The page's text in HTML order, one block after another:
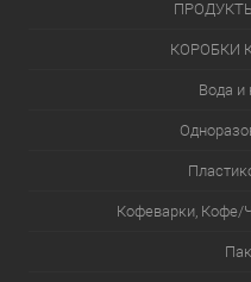
КОРОБКИ
Вода и
Кофеварки, Кофе/